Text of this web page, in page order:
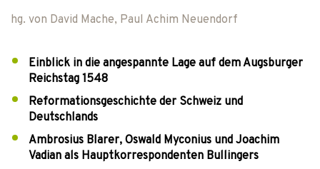
hg. von David Mache, Paul Achim Neuendorf
Einblick in die angespannte Lage auf dem Augsburger
Reichstag 1548
Reformationsgeschichte der Schweiz und
Deutschlands
Ambrosius Blarer, Oswald Myconius und Joachim
Vadian als Hauptkorrespondenten Bullingers